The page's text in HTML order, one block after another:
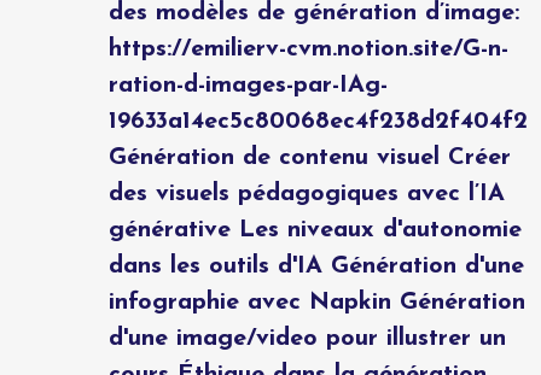
des modèles de génération d’image:
https://emilierv-cvm.notion.site/G-n-
ration-d-images-par-IAg-
19633a14ec5c80068ec4f238d2f404f2
Génération de contenu visuel Créer
des visuels pédagogiques avec l’IA
générative Les niveaux d'autonomie
dans les outils d'IA Génération d'une
infographie avec Napkin Génération
d'une image/video pour illustrer un